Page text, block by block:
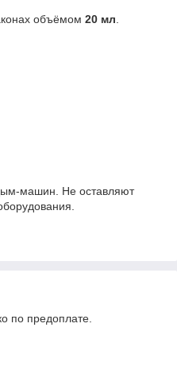
объёмом 20 мл
машин. Не оставляют
по предоплате.